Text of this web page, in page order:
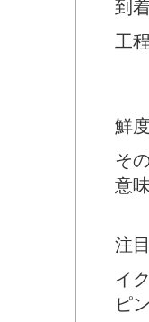
到着
工
鮮度
その
意味
注目
イク
ピン